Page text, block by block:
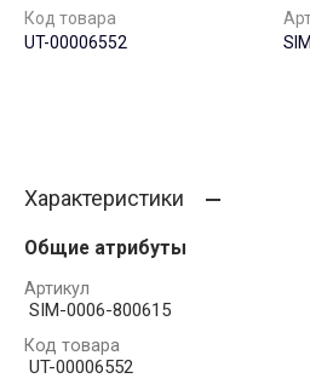
Код товара
UT-00006552
Характеристики
Общие атрибуты
Артикул
SIM-0006-800615
Код товара
UT-00006552